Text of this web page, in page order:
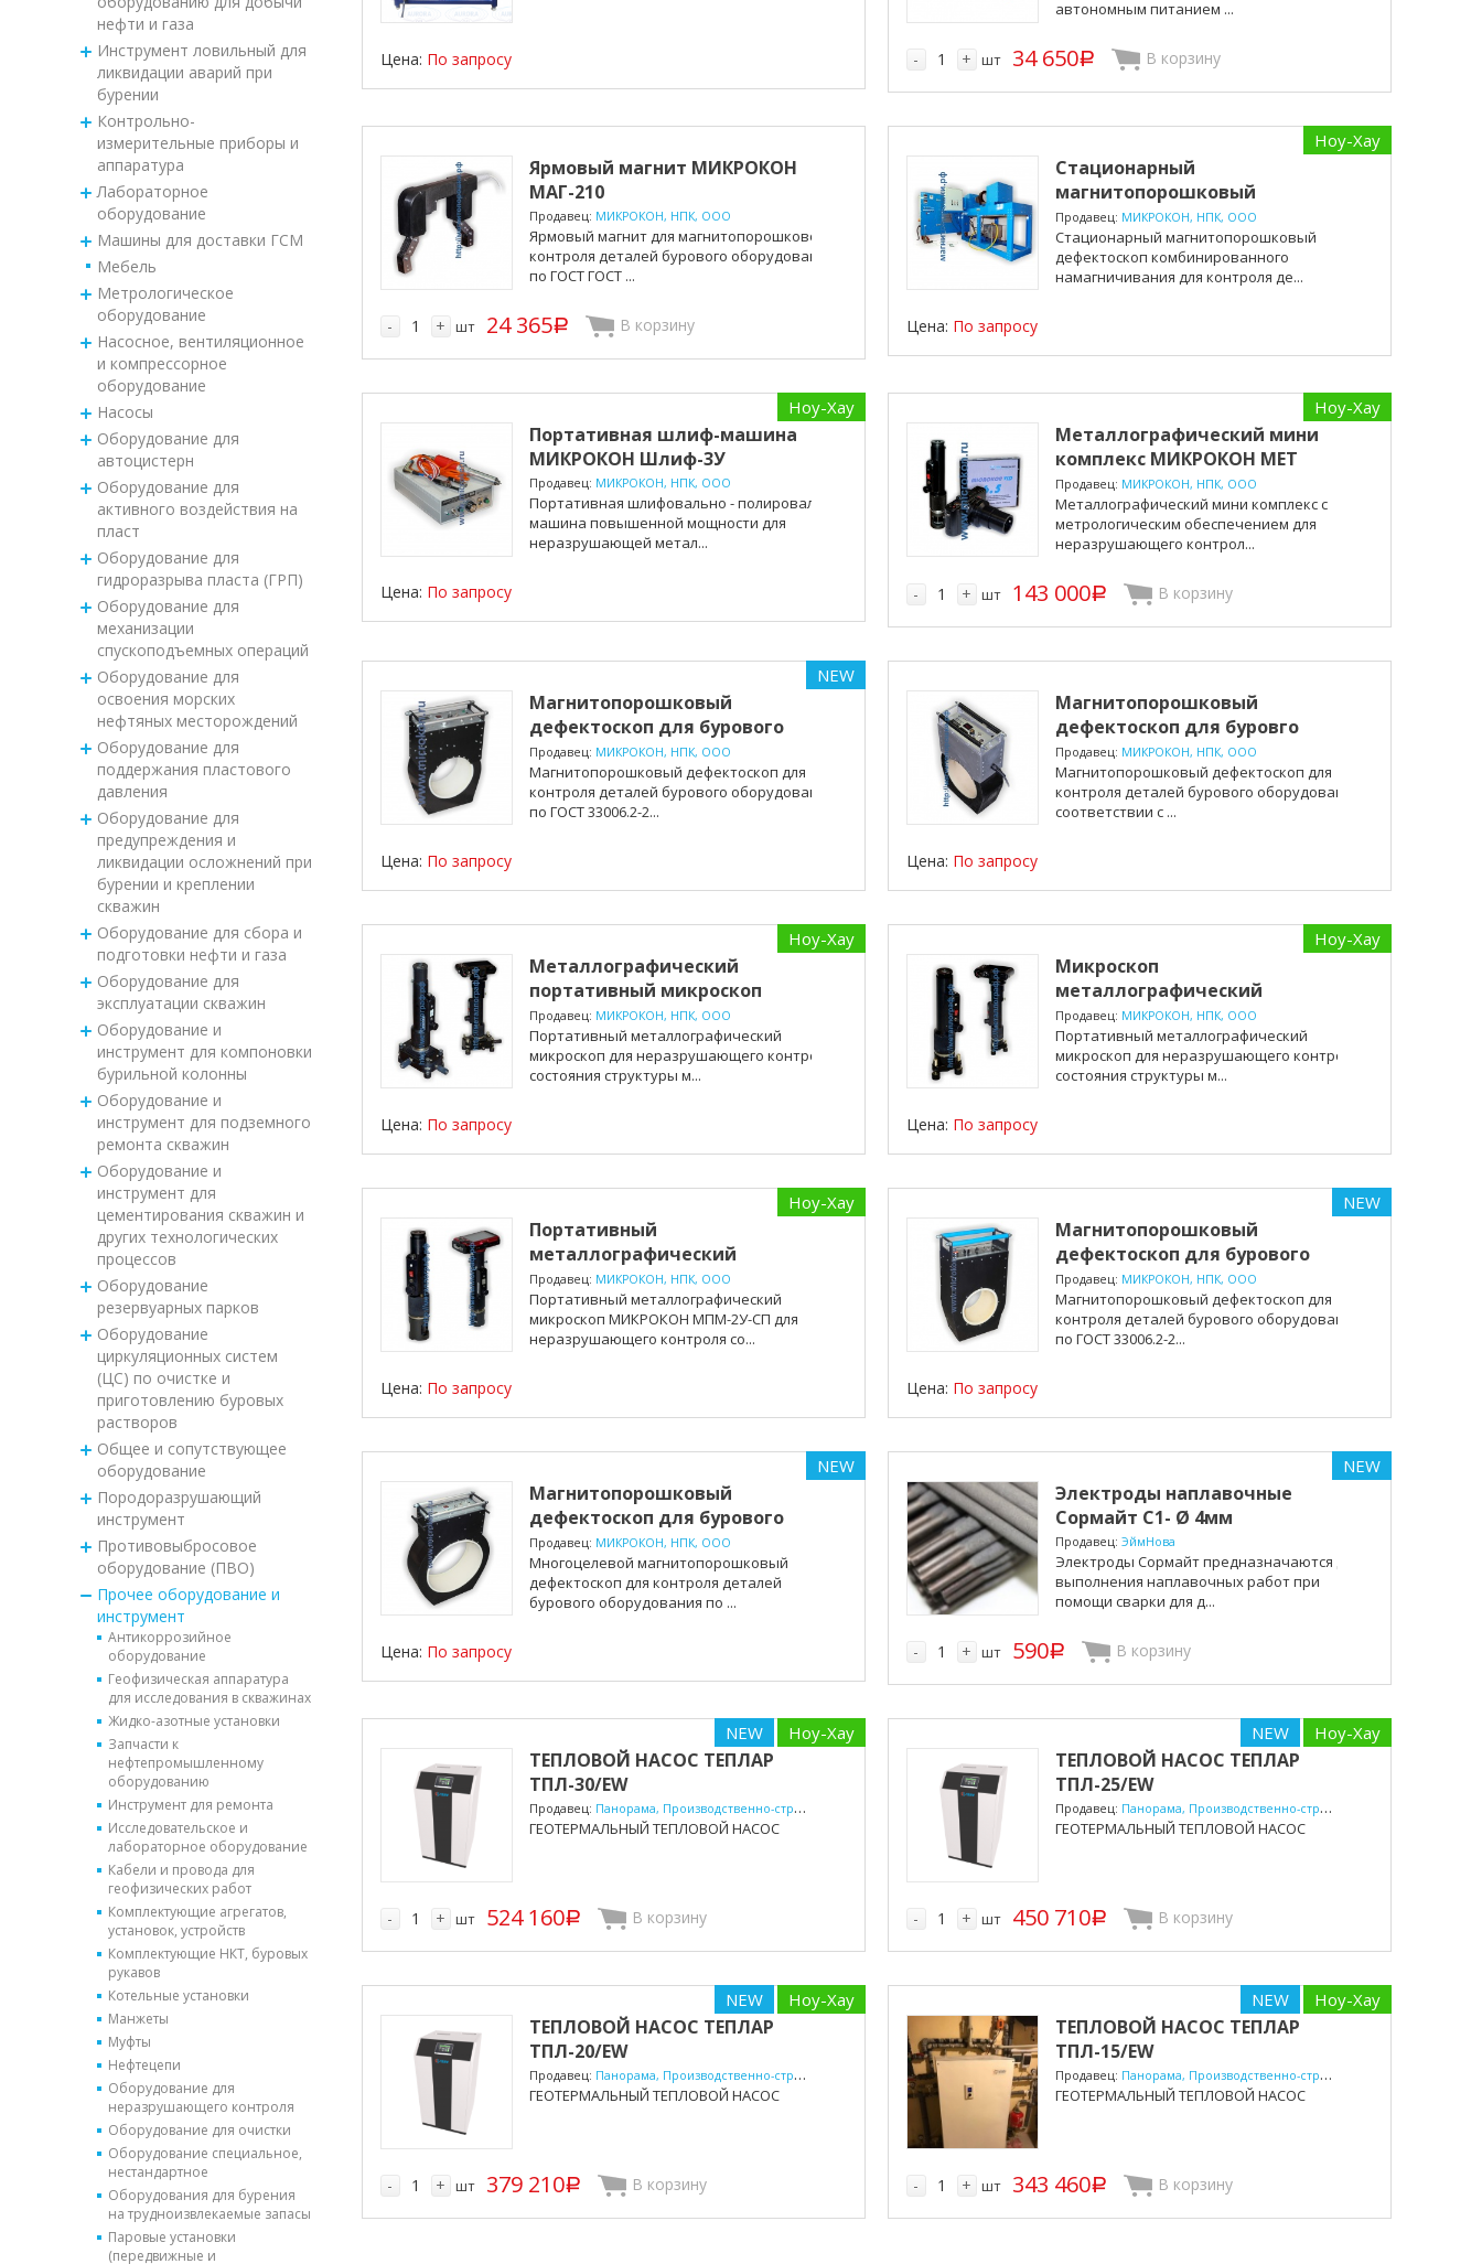
нефти и газа
Инструмент ловильный для
ликвидации аварий при
бурении
Контрольно-
измерительные приборы и
аппаратура
Лабораторное
оборудование
Машины для доставки ГСМ
Мебель
Метрологическое
оборудование
Насосное, вентиляционное
и компрессорное
оборудование
Насосы
Оборудование для
автоцистерн
Оборудование для
активного воздействия на
пласт
Оборудование для
гидроразрыва пласта (ГРП)
Оборудование для
механизации
спускоподъемных операций
Оборудование для
освоения морских
нефтяных месторождений
Оборудование для
поддержания пластового
давления
Оборудование для
предупреждения и
ликвидации осложнений при
бурении и креплении
скважин
Оборудование для сбора и
подготовки нефти и газа
Оборудование для
эксплуатации скважин
Оборудование и
инструмент для компоновки
бурильной колонны
Оборудование и
инструмент для подземного
ремонта скважин
Оборудование и
инструмент для
цементирования скважин и
других технологических
процессов
Оборудование
резервуарных парков
Оборудование
циркуляционных систем
(ЦС) по очистке и
приготовлению буровых
растворов
Общее и сопутствующее
оборудование
Породоразрушающий
инструмент
Противовыбросовое
оборудование (ПВО)
Прочее оборудование и
инструмент
Антикоррозийное
оборудование
Геофизическая аппаратура
для исследования в скважинах
Жидко-азотные установки
Запчасти к
нефтепромышленному
оборудованию
Инструмент для ремонта
Исследовательское и
лабораторное оборудование
Кабели и провода для
геофизических работ
Комплектующие агрегатов,
установок, устройств
Комплектующие НКТ, буровых
рукавов
Котельные установки
Манжеты
Муфты
Нефтецепи
Оборудование для
неразрушающего контроля
Оборудование для очистки
Оборудование специальное,
нестандартное
Оборудования для бурения
на трудноизвлекаемые запасы
Паровые установки
(передвижные и
Цена: По запросу
автономным питанием ...
- + шт 34 650p В корзину
Ярмовый магнит МИКРОКОН
МАГ-210
Продавец: МИКРОКОН, НПК, ООО
Ярмовый магнит для магнитопорошкового
контроля деталей бурового оборудования
по ГОСТ ГОСТ ...
- + шт 24 365p В корзину
Ноу-Хау
Стационарный
магнитопорошковый
дефектоскоп МИКРОКО...
Продавец: МИКРОКОН, НПК, ООО
Cтационарный магнитопорошковый
дефектоскоп комбинированного
намагничивания для контроля де...
Цена: По запросу
Ноу-Хау
Портативная шлиф-машина
МИКРОКОН Шлиф-3У
Продавец: МИКРОКОН, НПК, ООО
Портативная шлифовально - полировальная
машина повышенной мощности для
неразрушающей метал...
Цена: По запросу
Ноу-Хау
Металлографический мини
комплекс МИКРОКОН МЕТ
Эксп...
Продавец: МИКРОКОН, НПК, ООО
Металлографический мини комплекс с
метрологическим обеспечением для
неразрушающего контрол...
- + шт 143 000p В корзину
NEW
Магнитопорошковый
дефектоскоп для бурового
оборудо...
Продавец: МИКРОКОН, НПК, ООО
Магнитопорошковый дефектоскоп для
контроля деталей бурового оборудования
по ГОСТ 33006.2-2...
Цена: По запросу
Магнитопорошковый
дефектоскоп для буровго
оборудов...
Продавец: МИКРОКОН, НПК, ООО
Магнитопорошковый дефектоскоп для
контроля деталей бурового оборудования в
соответствии с ...
Цена: По запросу
Ноу-Хау
Металлографический
портативный микроскоп
МИКРОКОН ...
Продавец: МИКРОКОН, НПК, ООО
Портативный металлографический
микроскоп для неразрушающего контроля
состояния структуры м...
Цена: По запросу
Ноу-Хау
Микроскоп
металлографический
портативный МИКРОКОН ...
Продавец: МИКРОКОН, НПК, ООО
Портативный металлографический
микроскоп для неразрушающего контроля
состояния структуры м...
Цена: По запросу
Ноу-Хау
Портативный
металлографический
микроскоп МИКРОКОН ...
Продавец: МИКРОКОН, НПК, ООО
Портативный металлографический
микроскоп МИКРОКОН МПМ-2У-СП для
неразрушающего контроля со...
Цена: По запросу
NEW
Магнитопорошковый
дефектоскоп для бурового
оборудо...
Продавец: МИКРОКОН, НПК, ООО
Магнитопорошковый дефектоскоп для
контроля деталей бурового оборудования
по ГОСТ 33006.2-2...
Цена: По запросу
NEW
Магнитопорошковый
дефектоскоп для бурового
оборудо...
Продавец: МИКРОКОН, НПК, ООО
Многоцелевой магнитопорошковый
дефектоскоп для контроля деталей
бурового оборудования по ...
Цена: По запросу
NEW
Электроды наплавочные
Сормайт С1- Ø 4мм
Продавец: ЭймНова
Электроды Сормайт предназначаются для
выполнения наплавочных работ при
помощи сварки для д...
- + шт 590p В корзину
NEW Ноу-Хау
ТЕПЛОВОЙ НАСОС ТЕПЛАР
ТПЛ-30/EW
Продавец: Панорама, Производственно-строительная компания
ГЕОТЕРМАЛЬНЫЙ ТЕПЛОВОЙ НАСОС
- + шт 524 160p В корзину
NEW Ноу-Хау
ТЕПЛОВОЙ НАСОС ТЕПЛАР
ТПЛ-25/EW
Продавец: Панорама, Производственно-строительная компания
ГЕОТЕРМАЛЬНЫЙ ТЕПЛОВОЙ НАСОС
- + шт 450 710p В корзину
NEW Ноу-Хау
ТЕПЛОВОЙ НАСОС ТЕПЛАР
ТПЛ-20/EW
Продавец: Панорама, Производственно-строительная компания
ГЕОТЕРМАЛЬНЫЙ ТЕПЛОВОЙ НАСОС
- + шт 379 210p В корзину
NEW Ноу-Хау
ТЕПЛОВОЙ НАСОС ТЕПЛАР
ТПЛ-15/EW
Продавец: Панорама, Производственно-строительная компания
ГЕОТЕРМАЛЬНЫЙ ТЕПЛОВОЙ НАСОС
- + шт 343 460p В корзину